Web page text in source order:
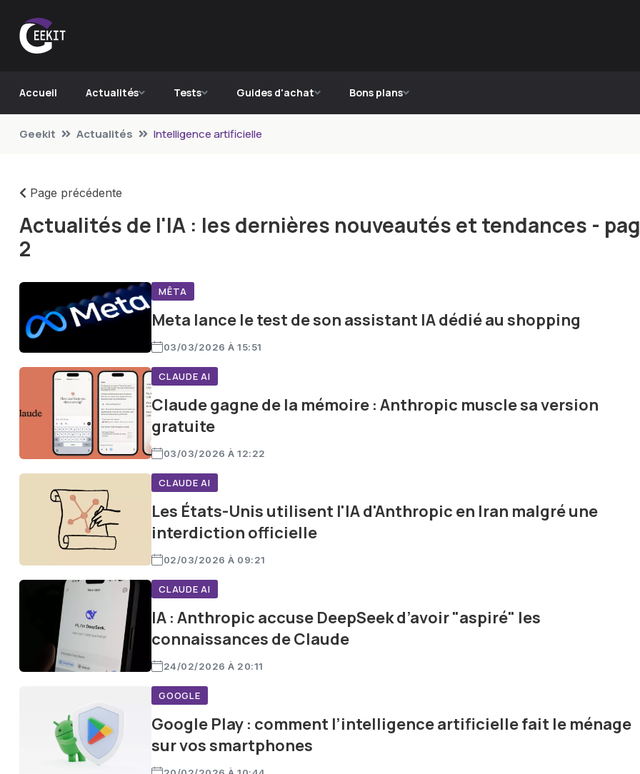
Accueil Actualités Tests Guides d'achat Bons plans
Geekit Actualités Intelligence artificielle
Page précédente
Actualités de l'IA : les dernières nouveautés et tendances -
2
MÊTA
Meta lance le test de son assistant IA dédié au shopping
03/03/2026 À 15:51
CLAUDE AI
Claude gagne de la mémoire : Anthropic muscle sa version
gratuite
03/03/2026 À 12:22
CLAUDE AI
Les États-Unis utilisent l'IA d'Anthropic en Iran malgré une
interdiction officielle
02/03/2026 À 09:21
CLAUDE AI
IA : Anthropic accuse DeepSeek d’avoir "aspiré" les
connaissances de Claude
24/02/2026 À 20:11
GOOGLE
Google Play : comment l’intelligence artificielle fait le ménage
sur vos smartphones